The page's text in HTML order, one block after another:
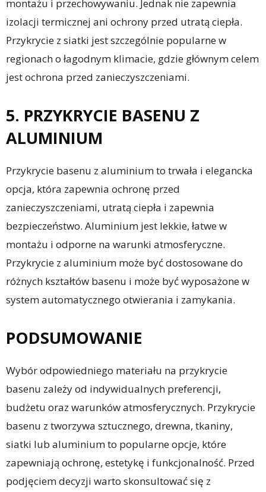
montażu i przechowywaniu. Jednak nie zapewnia
izolacji termicznej ani ochrony przed utratą ciepła.
Przykrycie z siatki jest szczególnie popularne w
regionach o łagodnym klimacie, gdzie głównym celem
jest ochrona przed zanieczyszczeniami.
5. PRZYKRYCIE BASENU Z
ALUMINIUM
Przykrycie basenu z aluminium to trwała i elegancka
opcja, która zapewnia ochronę przed
zanieczyszczeniami, utratą ciepła i zapewnia
bezpieczeństwo. Aluminium jest lekkie, łatwe w
montażu i odporne na warunki atmosferyczne.
Przykrycie z aluminium może być dostosowane do
różnych kształtów basenu i może być wyposażone w
system automatycznego otwierania i zamykania.
PODSUMOWANIE
Wybór odpowiedniego materiału na przykrycie
basenu zależy od indywidualnych preferencji,
budżetu oraz warunków atmosferycznych. Przykrycie
basenu z tworzywa sztucznego, drewna, tkaniny,
siatki lub aluminium to popularne opcje, które
zapewniają ochronę, estetykę i funkcjonalność. Przed
podjęciem decyzji warto skonsultować się z